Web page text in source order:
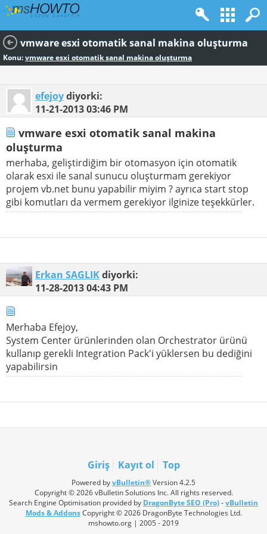
vmware esxi otomatik sanal makina oluşturma
Konu:vmware esxi otomatik sanal makina oluşturma
efejoydiyorki:
11-21-201303:46 PM
vmware esxi otomatik sanal makina
oluşturma
merhaba, geliştirdiğim bir otomasyon için otomatik
olarak esxi ile sanal sunucu oluşturmam gerekiyor
projem vb.net bunu yapabilir miyim ? ayrıca start stop
gibi komutları da vermem gerekiyor ilginize teşekkürler.
Erkan SAGLIKdiyorki:
11-28-201304:43 PM
Merhaba Efejoy,
System Center ürünlerinden olan Orchestrator ürünü
kullanıp gerekli Integration Pack'i yüklersen bu dediğini
yapabilirsin
Giriş Kayıt ol Top
Powered byvBulletin®Version 4.2.5
Copyright © 2026 vBulletin Solutions Inc. All rights reserved.
Search Engine Optimisation provided by DragonByte SEO (Pro)-vBulletin
Mods & AddonsCopyright © 2026 DragonByte Technologies Ltd.
mshowto.org | 2005 - 2019